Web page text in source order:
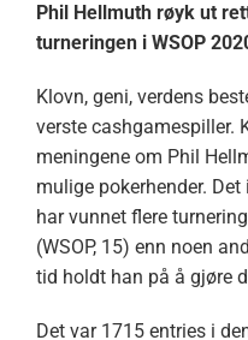
Phil Hellmuth røyk ut
turneringen i WSOP
Klovn, geni, verdens
verste cashgamespiller.
meningene om Phil
mulige pokerhender.
har vunnet flere
(WSOP, 15) enn noen
tid holdt han på å gjøre
Det var 1715 entries i